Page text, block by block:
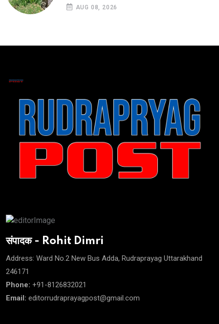
खिलने से बढ़ी प्राकृतिक छटा, मखमली घास पर बिखरे
AUG 08, 2026
संपादक - Rohit Dimri
Address: Ward No.2 New Bus Adda, Rudraprayag Uttarakhand
246171
Phone: +91-8126832021
Email: editorrudraprayagpost@gmail.com